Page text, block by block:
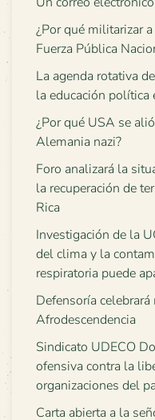
¿Por qué militarizar
Fuerza Pública
La agenda rotativa
la educación política
¿Por qué USA se
Alemania nazi?
Foro analizará la
la recuperación de
Rica
Investigación de la
del clima y la
respiratoria puede
Defensoría
Afrodescendencia
Sindicato UDECO
ofensiva contra la
organizaciones del
Carta abierta a la